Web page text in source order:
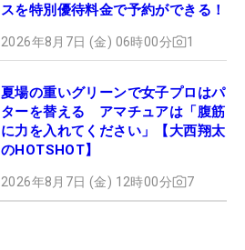
スを特別優待料金で予約ができる！
2026年8月7日 (金) 06時00分 1
夏場の重いグリーンで女子プロはパ
ターを替える アマチュアは「腹筋
に力を入れてください」【大西翔太
のHOTSHOT】
2026年8月7日 (金) 12時00分 7